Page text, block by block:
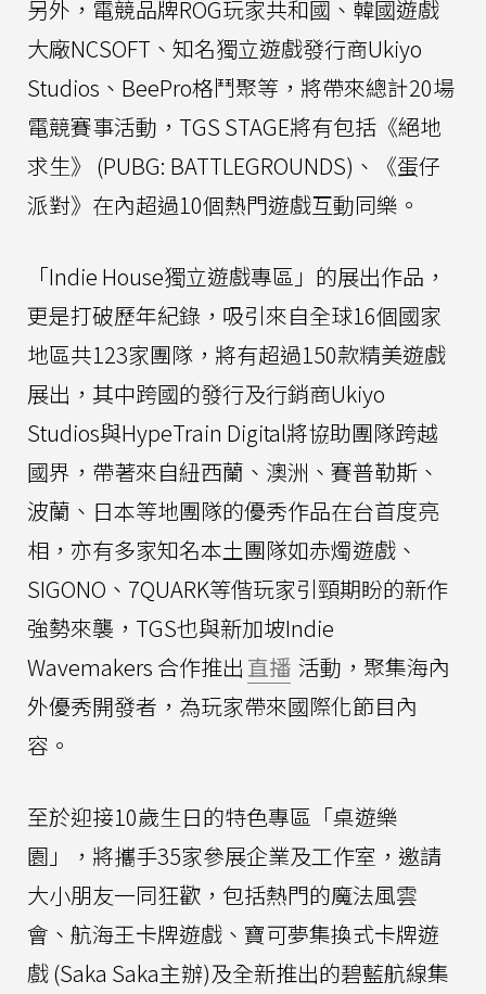
另外，電競品牌ROG玩家共和國、韓國遊戲
大廠NCSOFT、知名獨立遊戲發行商Ukiyo
Studios、BeePro格鬥聚等，將帶來總計20場
電競賽事活動，TGS STAGE將有包括《絕地
求生》 (PUBG: BATTLEGROUNDS)、《蛋仔
派對》在內超過10個熱門遊戲互動同樂。
「Indie House獨立遊戲專區」的展出作品，
更是打破歷年紀錄，吸引來自全球16個國家
地區共123家團隊，將有超過150款精美遊戲
展出，其中跨國的發行及行銷商Ukiyo
Studios與HypeTrain Digital將協助團隊跨越
國界，帶著來自紐西蘭、澳洲、賽普勒斯、
波蘭、日本等地團隊的優秀作品在台首度亮
相，亦有多家知名本土團隊如赤燭遊戲、
SIGONO、7QUARK等偕玩家引頸期盼的新作
強勢來襲，TGS也與新加坡Indie
Wavemakers 合作推出 直播 活動，聚集海內
外優秀開發者，為玩家帶來國際化節目內
容。
至於迎接10歲生日的特色專區「桌遊樂
園」，將攜手35家參展企業及工作室，邀請
大小朋友一同狂歡，包括熱門的魔法風雲
會、航海王卡牌遊戲、寶可夢集換式卡牌遊
戲 (Saka Saka主辦)及全新推出的碧藍航線集